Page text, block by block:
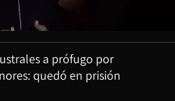
a prófugo por
quedó en prisión